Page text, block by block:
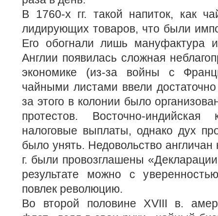
В 1760-х гг. такой напиток, как
лидирующих товаров, что были
Его обогнали лишь мануфактура
Англии появилась сложная
экономике (из-за войны с
чайными листами ввели
за этого в колонии было
протестов. Восточно-индийская
налоговые выплаты, однако дух
было унять. Недовольство
г. были провозглашены
результате можно с
повлек революцию.
Во второй половине XVIII в.